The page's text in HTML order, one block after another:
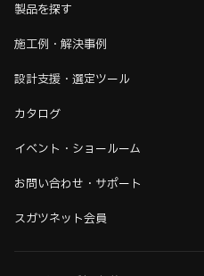
製品を探す
施工例・解決事例
設計支援・選定ツール
カタログ
イベント・ショールーム
お問い合わせ・サポート
スガツネット会員